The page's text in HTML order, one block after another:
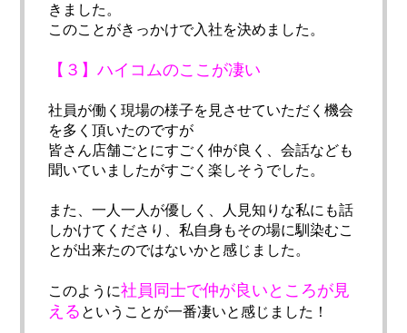
きました。
このことがきっかけで入社を決めました。
【３】ハイコムのここが凄い
社員が働く現場の様子を見させていただく機会
を多く頂いたのですが
皆さん店舗ごとにすごく仲が良く、会話なども
聞いていましたがすごく楽しそうでした。
また、一人一人が優しく、人見知りな私にも話
しかけてくださり、私自身もその場に馴染むこ
とが出来たのではないかと感じました。
このように社員同士で仲が良いところが見
える ということが一番凄いと感じました！